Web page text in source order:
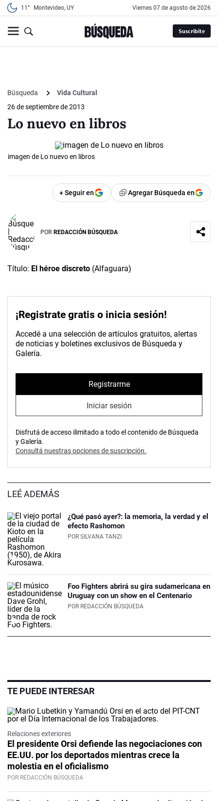
11° Montevideo, UY viernes 07 de agosto de 2026
Suscribite
Búsqueda
Vida Cultural
26 de septiembre de 2013
Lo nuevo en libros
imagen de Lo nuevo en libros
+ Seguir en Agregar Búsqueda en
POR REDACCIÓN BÚSQUEDA
Título: El héroe discreto (Alfaguara)
¡Registrate gratis o inicia sesión!
Accedé a una selección de artículos gratuitos, alertas
de noticias y boletines exclusivos de Búsqueda y
Galería.
Registrarme
Iniciar sesión
Disfrutá de acceso ilimitado a todo el contenido de Búsqueda
y Galería.
Consultá nuestras opciones de suscripción.
LEÉ ADEMÁS
¿Qué pasó ayer?: la memoria, la verdad y el
efecto Rashomon
POR SILVANA TANZI
Foo Fighters abrirá su gira sudamericana en
Uruguay con un show en el Centenario
POR REDACCIÓN BÚSQUEDA
TE PUEDE INTERESAR
Relaciones exteriores
El presidente Orsi defiende las negociaciones con
EE.UU. por los deportados mientras crece la
molestia en el oficialismo
POR REDACCIÓN BÚSQUEDA